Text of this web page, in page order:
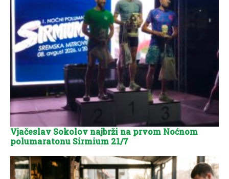
Vjačeslav Sokolov najbrži na prvom Noćnom
polumaratonu Sirmium 21/7